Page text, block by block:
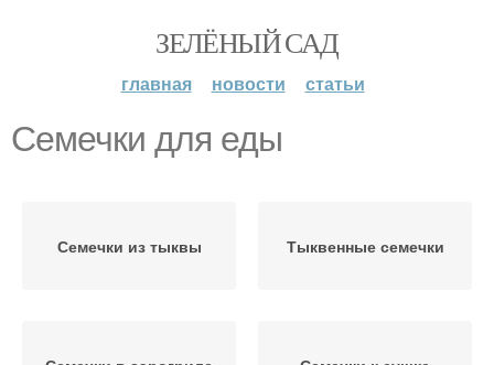
ЗЕЛЁНЫЙ САД
главная новости статьи
Семечки для еды
Семечки из тыквы Тыквенные семечки